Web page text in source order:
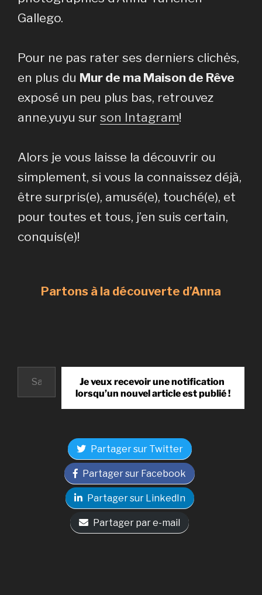
Gallego.
Pour ne pas rater ses derniers clichės,
en plus du Mur de ma Maison de Rêve
exposé un peu plus bas, retrouvez
anne.yuyu sur son Intagram!
Alors je vous laisse la découvrir ou
simplement, si vous la connaissez déjà,
être surpris(e), amusé(e), touché(e), et
pour toutes et tous, j’en suis certain,
conquis(e)!
Partons à la découverte d’Anna
Saisissez votre adresse e-mail…
Je veux recevoir une notification
lorsqu’un nouvel article est publié !
Partager sur Twitter
Partager sur Facebook
Partager sur LinkedIn
Partager par e-mail